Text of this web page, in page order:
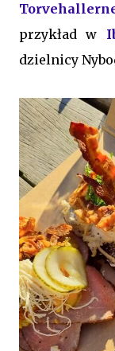
przykład w
dzielnicy